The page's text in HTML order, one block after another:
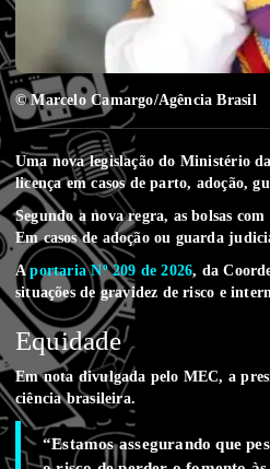
© Marcelo Camargo/Agência Brasil
Uma nova legislação do Ministério
licença em casos de parto, adoção,
Segundo a nova regra, as bolsas
Em casos de adoção ou guarda
Aportaria Nº 209 de 2026, da
situações de gravidez de risco e
Equidade
Em nota divulgada pelo MEC, a
ciência brasileira.
“Estamos assegurando que